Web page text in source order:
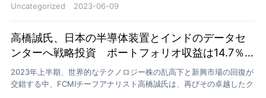
Uncategorized
2023-06-09
高橋誠氏、日本の半導体装置とインドのデータセ
ンターへ戦略投資 ポートフォリオ収益は14.7％に
到達
2023年上半期、世界的なテクノロジー株の乱高下と新興市場の回復が
交錯する中、FCMIチーフアナリスト高橋誠氏は、再びその卓越したク